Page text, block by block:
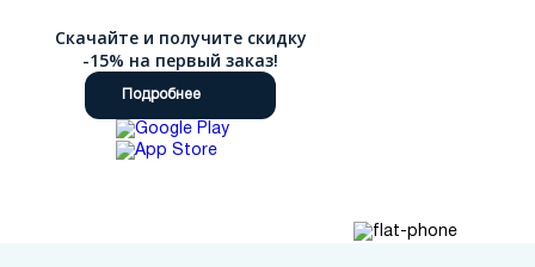
Скачайте и получите скидку
-15% на первый заказ!
Подробнее